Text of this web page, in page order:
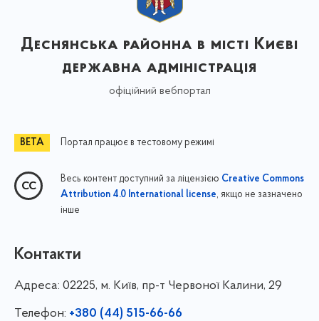
Деснянська районна в місті Києві
державна адміністрація
офіційний вебпортал
Портал працює в тестовому режимі
Весь контент доступний за ліцензією Creative Commons
Attribution 4.0 International license, якщо не зазначено
інше
Контакти
Адреса: 02225, м. Київ, пр-т Червоної Калини, 29
Телефон: +380 (44) 515-66-66